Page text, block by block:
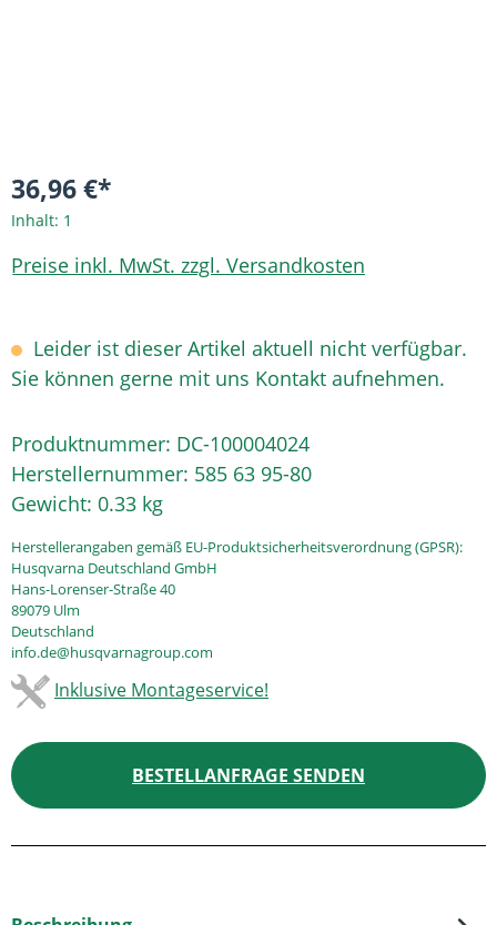
36,96 €*
Inhalt: 1
Preise inkl. MwSt. zzgl. Versandkosten
Leider ist dieser Artikel aktuell nicht verfügbar.
Sie können gerne mit uns Kontakt aufnehmen.
Produktnummer: DC-100004024
Herstellernummer: 585 63 95-80
Gewicht: 0.33 kg
Herstellerangaben gemäß EU-Produktsicherheitsverordnung (GPSR):
Husqvarna Deutschland GmbH
Hans-Lorenser-Straße 40
89079 Ulm
Deutschland
info.de@husqvarnagroup.com
Inklusive Montageservice!
BESTELLANFRAGE SENDEN